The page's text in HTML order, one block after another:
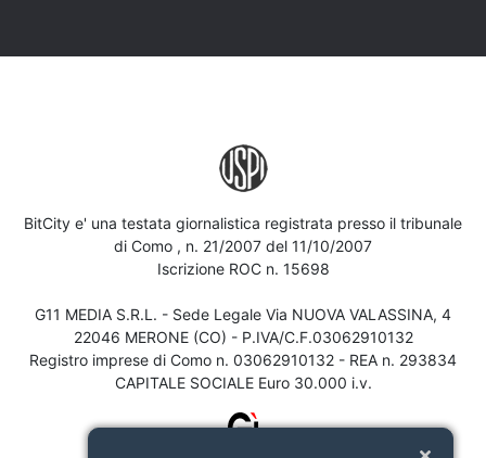
BitCity e' una testata giornalistica registrata presso il tribunale
di Como , n. 21/2007 del 11/10/2007
Iscrizione ROC n. 15698
G11 MEDIA S.R.L. - Sede Legale Via NUOVA VALASSINA, 4
22046 MERONE (CO) - P.IVA/C.F.03062910132
Registro imprese di Como n. 03062910132 - REA n. 293834
CAPITALE SOCIALE Euro 30.000 i.v.